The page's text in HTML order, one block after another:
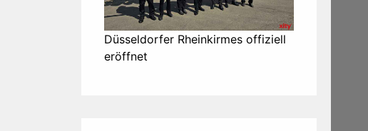
Düsseldorfer Rheinkirmes offiziell
eröffnet